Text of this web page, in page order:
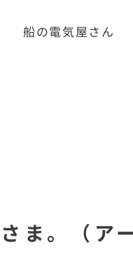
船の電気屋さん
ま。（ア